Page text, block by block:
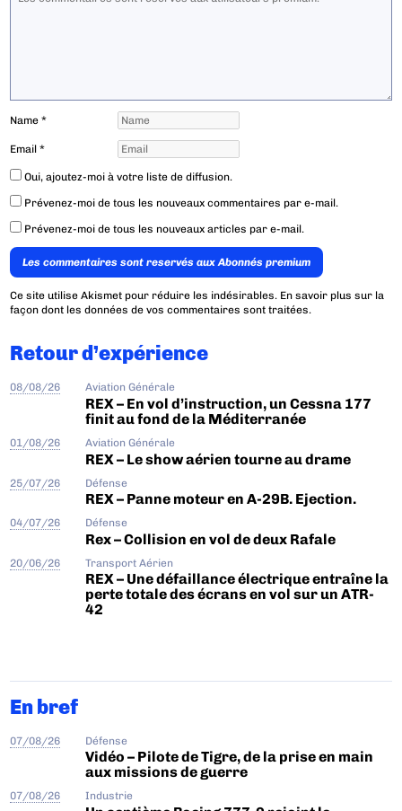
Name*
Email*
Oui, ajoutez-moi à votre liste de diffusion.
Prévenez-moi de tous les nouveaux commentaires par e-mail.
Prévenez-moi de tous les nouveaux articles par e-mail.
Les commentaires sont reservés aux Abonnés premium
Ce site utilise Akismet pour réduire les indésirables. En savoir plus sur la
façon dont les données de vos commentaires sont traitées.
Retour d’expérience
08/08/26 Aviation Générale
REX – En vol d’instruction, un Cessna 177
finit au fond de la Méditerranée
01/08/26 Aviation Générale
REX – Le show aérien tourne au drame
25/07/26 Défense
REX – Panne moteur en A-29B. Ejection.
04/07/26 Défense
Rex – Collision en vol de deux Rafale
20/06/26 Transport Aérien
REX – Une défaillance électrique entraîne la
perte totale des écrans en vol sur un ATR-
42
En bref
07/08/26 Défense
Vidéo – Pilote de Tigre, de la prise en main
aux missions de guerre
07/08/26 Industrie